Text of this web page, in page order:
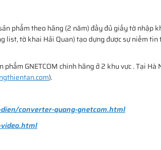
phẩm theo hãng (2 năm) đầy đủ giấy tờ nhập
list, tờ khai Hải Quan) tạo dựng được sự niềm
GNETCOM chính hãng ở 2 khu vực . Tại Hà
).
converter-quang-gnetcom.html